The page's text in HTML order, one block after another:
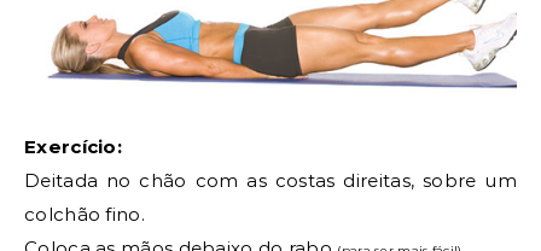
Exercício:
Deitada no chão com as costas direitas, sobre um
colchão fino.